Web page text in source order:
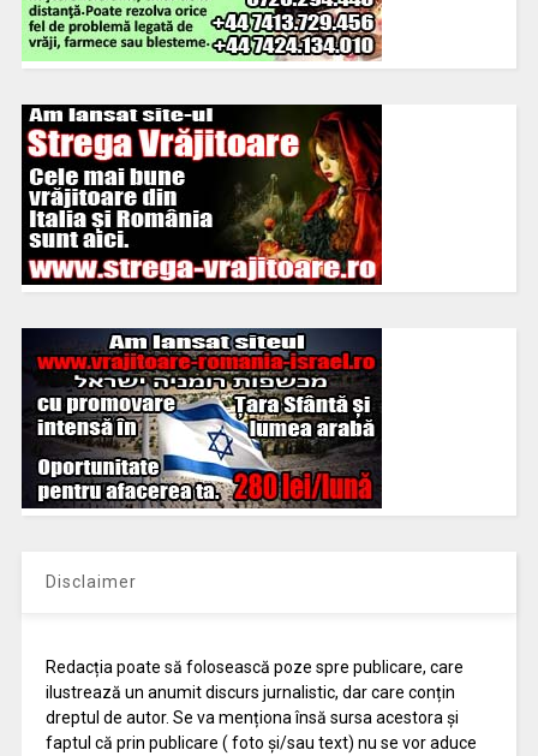
Disclaimer
Redacția poate să folosească poze spre publicare, care
ilustrează un anumit discurs jurnalistic, dar care conțin
dreptul de autor. Se va menționa însă sursa acestora și
faptul că prin publicare ( foto și/sau text) nu se vor aduce